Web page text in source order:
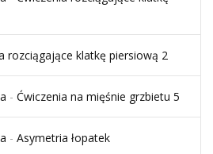
rozciągające klatkę piersiową 2
- Ćwiczenia na mięśnie grzbietu 5
- Asymetria łopatek